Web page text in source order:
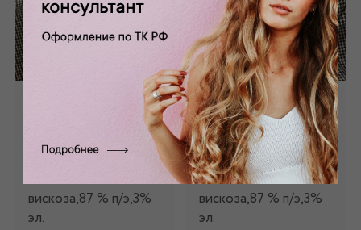
Костюмная ткань
2822
Состав: 10%
вискоза,87 % п/э,3%
эл.
Костюмная ткань
"гусиная лапка"
КМ - 461
Состав: 10%
вискоза,87 % п/э,3%
эл.